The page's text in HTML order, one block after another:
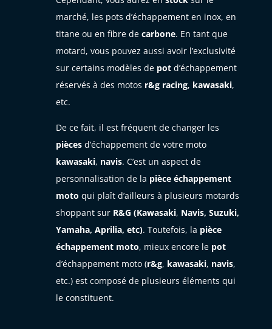
marché, les pots d’échappement en inox, en
titane ou en fibre de carbone. En tant que
motard, vous pouvez aussi avoir l’exclusivité
sur certains modèles de potd’échappement
réservés à des motos r&g racing, kawasaki,
etc.
De ce fait, il est fréquent de changer les
piècesd’échappement de votre moto
kawasaki, navis. C’est un aspect de
personnalisation de la pièce échappement
moto qui plaît d’ailleurs à plusieurs motards
shoppant sur R&G (Kawasaki, Navis, Suzuki,
Yamaha, Aprilia, etc). Toutefois, la pièce
échappement moto, mieux encore le pot
d’échappement moto (r&g, kawasaki, navis,
etc.) est composé de plusieurs éléments qui
le constituent.